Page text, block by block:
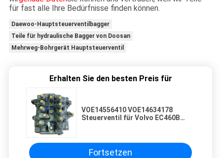
für fast alle Ihre Bedürfnisse finden können.
Daewoo-Hauptsteuerventilbagger
Teile für hydraulische Bagger von Doosan
Mehrweg-Bohrgerät Hauptsteuerventil
Erhalten Sie den besten Preis für
VOE14556410 VOE14634178
Steuerventil für Volvo EC460B
Fortsetzen